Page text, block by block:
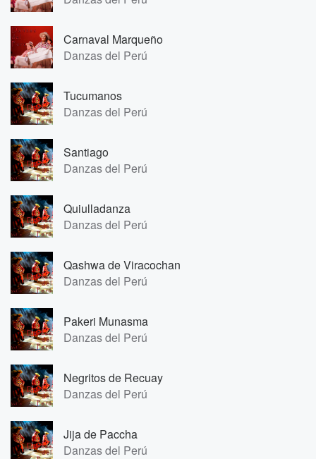
Carnaval Marqueño
Danzas del Perú
Tucumanos
Danzas del Perú
Santiago
Danzas del Perú
Quiulladanza
Danzas del Perú
Qashwa de Viracochan
Danzas del Perú
Pakeri Munasma
Danzas del Perú
Negritos de Recuay
Danzas del Perú
Jija de Paccha
Danzas del Perú